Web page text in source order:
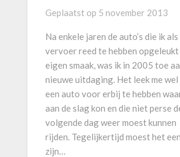
Geplaatst op 5 november 2013
Na enkele jaren de auto’s die ik
vervoer reed te hebben
eigen smaak, was ik in 2005 toe
nieuwe uitdaging. Het leek me wel
een auto voor erbij te hebben
aan de slag kon en die niet perse
volgende dag weer moest kunnen
rijden. Tegelijkertijd moest het
zijn…